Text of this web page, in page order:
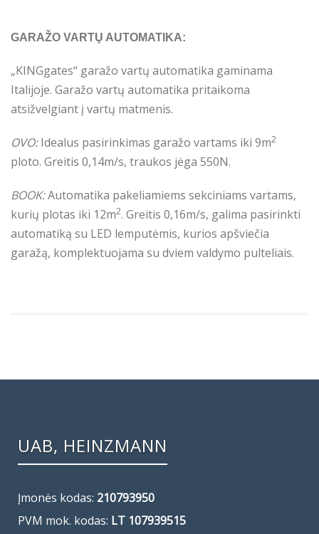
GARAŽO VARTŲ AUTOMATIKA:
„KINGgates“ garažo vartų automatika gaminama
Italijoje. Garažo vartų automatika pritaikoma
atsižvelgiant į vartų matmenis.
OVO:Idealus pasirinkimas garažo vartams iki 9m2
ploto. Greitis 0,14m/s, traukos jėga 550N.
BOOK:Automatika pakeliamiems sekciniams vartams,
kurių plotas iki 12m2. Greitis 0,16m/s, galima pasirinkti
automatiką su LED lemputėmis, kurios apšviečia
garažą, komplektuojama su dviem valdymo pulteliais.
UAB, HEINZMANN
Įmonės kodas: 210793950
PVM mok. kodas: LT 107939515